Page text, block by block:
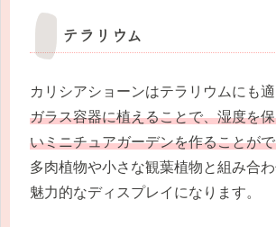
テラリウム
カリシアショーンはテラリウムにも適
ガラス容器に植えることで、湿度を
いミニチュアガーデンを作ることが
多肉植物や小さな観葉植物と組み合
魅力的なディスプレイになります。